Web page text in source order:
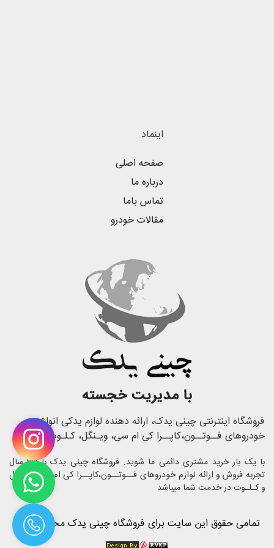
اینماد
صفحه اصلی
درباره ما
تماس باما
مقالات خودرو
فروشگاه اینترنتی چینی یدک، ارائه دهنده لوازم یدکی انواع
خودروهای فــوتــون،کاپــرا کی ام سی، ویـنگل، کـلـوت
با یک بار خرید مشتری دائمی ما شوید. فروشگاه چینی یدک با 23 سال
تجربه فروش و ارائه لوازم خودروهای فــوتــون،کاپــرا کی ام سی، ویـنگل
و کـلـوت در خدمت شما میباشد
تمامی حقوق این سایت برای فروشگاه چینی یدک محفوظ است